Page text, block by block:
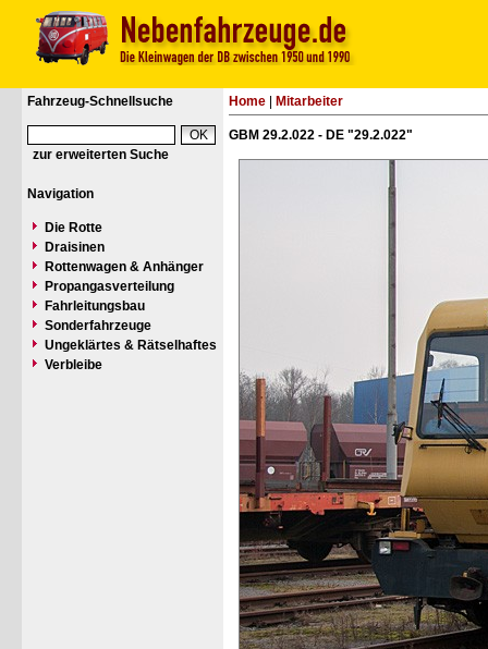
Fahrzeug-Schnellsuche
zur erweiterten Suche
Navigation
Die Rotte
Draisinen
Rottenwagen & Anhänger
Propangasverteilung
Fahrleitungsbau
Sonderfahrzeuge
Ungeklärtes & Rätselhaftes
Verbleibe
Home Mitarbeiter
GBM 29.2.022 - DE "29.2.022"